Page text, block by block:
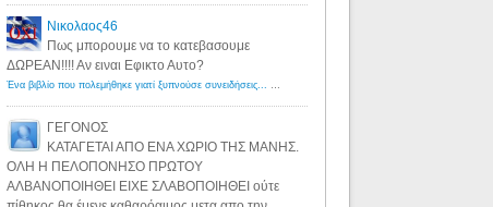
Νικολαος46
Πως μπορουμε να το κατεβασουμε
ΔΩΡΕΑΝ!!!! Αν ειναι Εφικτο Αυτο?
Ένα βιβλίο που πολεμήθηκε γιατί ξυπνούσε συνειδήσεις... - Λόγιος Ερμής | Η γνώση ξεκινάει με την αναζήτηση...
ΓΕΓΟΝΟΣ
ΚΑΤΑΓΕΤΑΙ ΑΠΟ ΕΝΑ ΧΩΡΙΟ ΤΗΣ ΜΑΝΗΣ.
ΟΛΗ Η ΠΕΛΟΠΟΝΗΣΟ ΠΡΩΤΟΥ
ΑΛΒΑΝΟΠΟΙΗΘΕΙ ΕΙΧΕ ΣΛΑΒΟΠΟΙΗΘΕΙ ούτε